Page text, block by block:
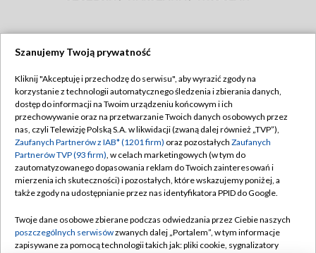
TVP
Abonament TVP
Emisja w TVP
Centrum informacji TVP
Naziemna Telewizja Cyfrowa
Rada Programowa
Regulamin TVP
Polityka prywatności
Moje zgody
Pomoc
Kontakt
Szanujemy Twoją prywatność
Kliknij "Akceptuję i przechodzę do serwisu", aby wyrazić zgody na
korzystanie z technologii automatycznego śledzenia i zbierania danych,
dostęp do informacji na Twoim urządzeniu końcowym i ich
przechowywanie oraz na przetwarzanie Twoich danych osobowych przez
nas, czyli Telewizję Polską S.A. w likwidacji (zwaną dalej również „TVP”),
Zaufanych Partnerów z IAB* (1201 firm) oraz pozostałych Zaufanych
Partnerów TVP (93 firm), w celach marketingowych (w tym do
zautomatyzowanego dopasowania reklam do Twoich zainteresowań i
mierzenia ich skuteczności) i pozostałych, które wskazujemy poniżej, a
także zgody na udostępnianie przez nas identyfikatora PPID do Google.
Twoje dane osobowe zbierane podczas odwiedzania przez Ciebie naszych
poszczególnych serwisówzwanych dalej „Portalem”, w tym informacje
zapisywane za pomocą technologii takich jak: pliki cookie, sygnalizatory